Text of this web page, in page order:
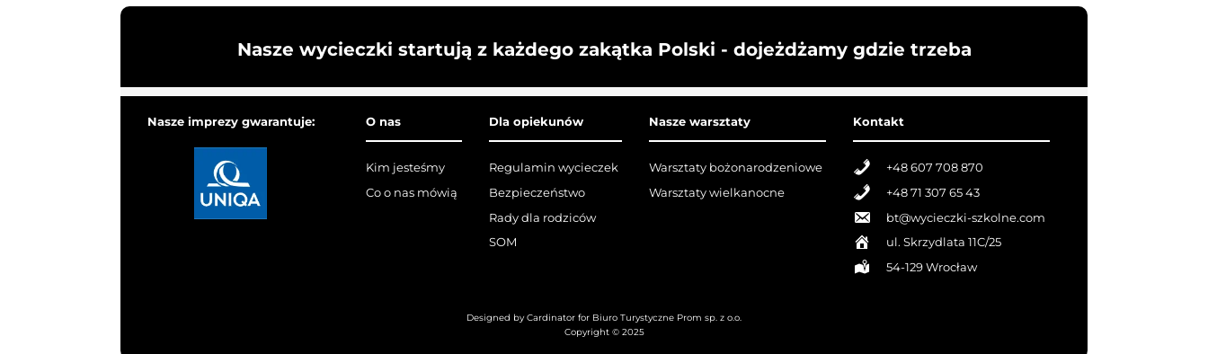
Nasze wycieczki startują z każdego zakątka Polski - dojeżdżamy gdzie trzeba
Nasze imprezy gwarantuje: O nas
Kim jesteśmy
Co o nas mówią
Dla opiekunów
Regulamin wycieczek
Bezpieczeństwo
Rady dla rodziców
SOM
Nasze warsztaty
Warsztaty bożonarodzeniowe
Warsztaty wielkanocne
Kontakt
+48 607 708 870
+48 71 307 65 43
bt@wycieczki-szkolne.com
ul. Skrzydlata 11C/25
54-129 Wrocław
Designed by Cardinator for Biuro Turystyczne Prom sp. z o.o.
Copyright © 2025